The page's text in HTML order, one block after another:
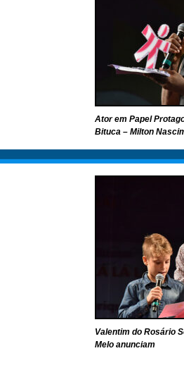
Ator em Papel
Bituca – Milton
Valentim do Rosário
Melo anunciam